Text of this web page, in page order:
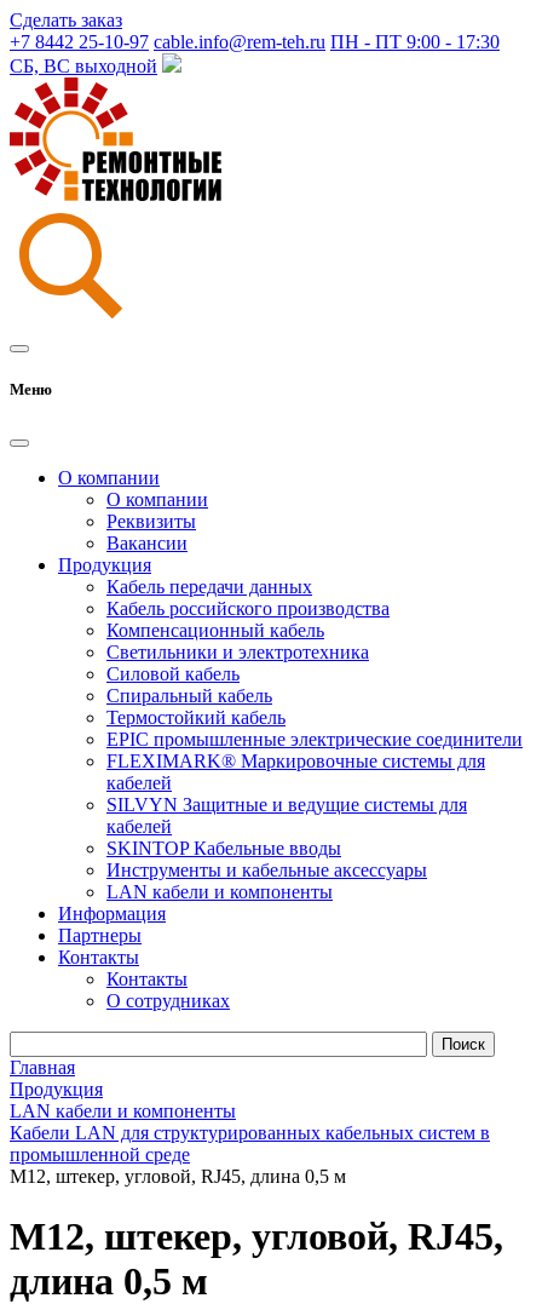
Сделать заказ
+7 8442 25-10-97 cable.info@rem-teh.ru ПН - ПТ 9:00 - 17:30
СБ, ВС выходной
Меню
О компании
О компании
Реквизиты
Вакансии
Продукция
Кабель передачи данных
Кабель российского производства
Компенсационный кабель
Светильники и электротехника
Силовой кабель
Спиральный кабель
Термостойкий кабель
EPIC промышленные электрические соединители
FLEXIMARK® Маркировочные системы для
кабелей
SILVYN Защитные и ведущие системы для
кабелей
SKINTOP Кабельные вводы
Инструменты и кабельные аксессуары
LAN кабели и компоненты
Информация
Партнеры
Контакты
Контакты
О сотрудниках
Главная
Продукция
LAN кабели и компоненты
Кабели LAN для структурированных кабельных систем в
промышленной среде
М12, штекер, угловой, RJ45, длина 0,5 м
М12, штекер, угловой, RJ45,
длина 0,5 м